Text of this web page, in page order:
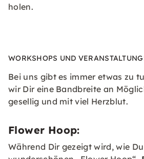
holen.
WORKSHOPS UND
Bei uns gibt es immer etwas zu
wir Dir eine Bandbreite an
gesellig und mit viel Herzblut.
Flower Hoop:
Während Dir gezeigt wird, wie